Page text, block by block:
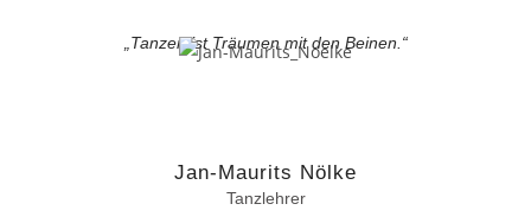
„Tanzen ist Träumen mit den Beinen.“
Jan-Maurits Nölke
Tanzlehrer